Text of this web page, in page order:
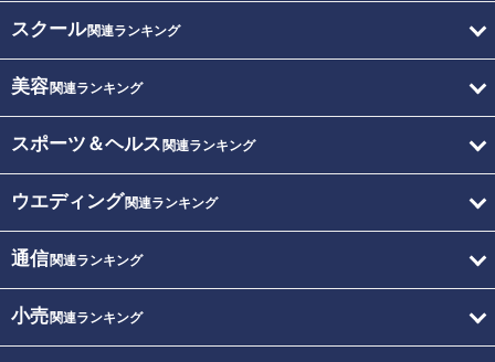
スクール関連ランキング
美容関連ランキング
スポーツ＆ヘルス 関連ランキング
ウエディング関連ランキング
通信関連ランキング
小売関連ランキング